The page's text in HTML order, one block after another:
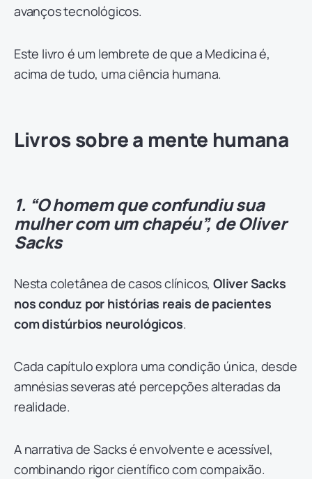
avanços tecnológicos.
Este livro é um lembrete de que a Medicina é,
acima de tudo, uma ciência humana.
Livros sobre a mente humana
1. “O homem que confundiu sua
mulher com um chapéu”, de Oliver
Sacks
Nesta coletânea de casos clínicos, Oliver Sacks
nos conduz por histórias reais de pacientes
com distúrbios neurológicos.
Cada capítulo explora uma condição única, desde
amnésias severas até percepções alteradas da
realidade.
A narrativa de Sacks é envolvente e acessível,
combinando rigor científico com compaixão.